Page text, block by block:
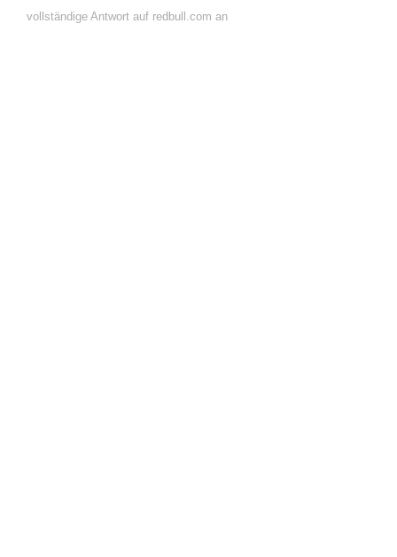
vollständige Antwort auf redbull.com an